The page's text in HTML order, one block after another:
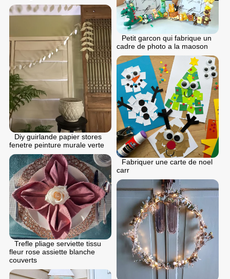
Petit garcon qui fabrique un
cadre de photo a la maoson
Diy guirlande papier stores
fenetre peinture murale verte
Fabriquer une carte de noel
carr
Trefle pliage serviette tissu
fleur rose assiette blanche
couverts